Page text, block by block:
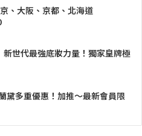
、大阪、京都、北海道
世代最強底妝力量！獨家皇牌極
黛多重優惠！加推～最新會員限